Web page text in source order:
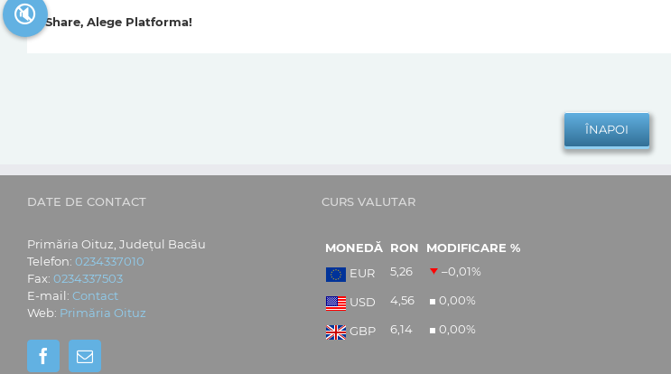
Share, Alege Platforma!
DATE DE CONTACT
Primăria Oituz, Județul Bacău
Telefon: 0234337010
Fax: 0234337503
E-mail: Contact
Web: Primăria Oituz
CURS VALUTAR
MONEDĂ RON
MODIFICARE %
EUR
5,26 –0,01%
USD 4,56 0,00%
GBP 6,14 0,00%
🔇